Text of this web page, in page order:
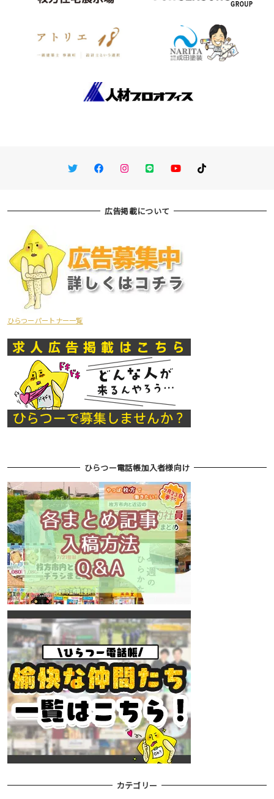
TwitterFacebookInstagram
LINE You TubeTikTok
広告掲載について
ひらつーパートナー一覧
ひらつー電話帳加入者様向け
カテゴリー